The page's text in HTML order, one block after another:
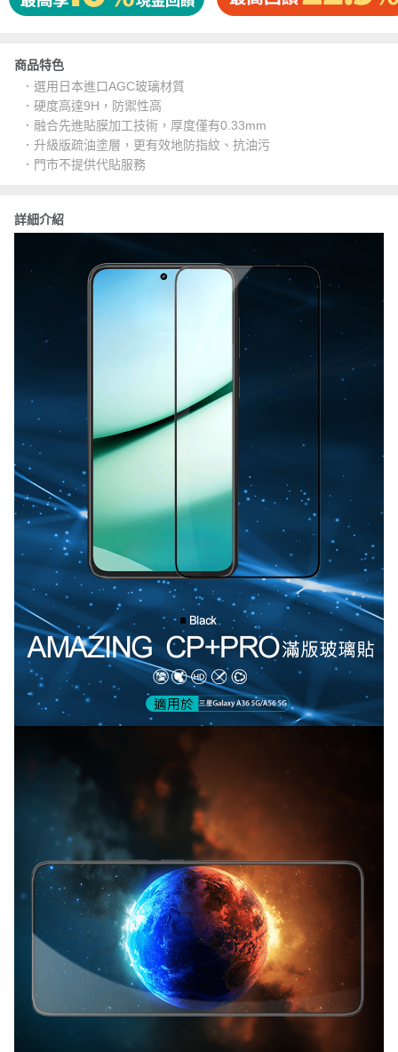
商品特色
．選用日本進口AGC玻璃材質
．硬度高達9H，防禦性高
．融合先進貼膜加工技術，厚度僅有0.33mm
．升級版疏油塗層，更有效地防指紋、抗油污
．門市不提供代貼服務
詳細介紹